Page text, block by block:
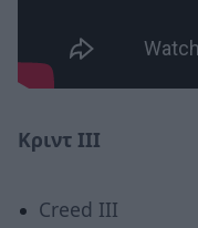
Κριντ ΙΙΙ
Creed III